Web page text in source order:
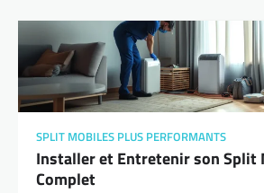
SPLIT MOBILES PLUS PERFORMANTS
Installer et Entretenir son Split
Complet